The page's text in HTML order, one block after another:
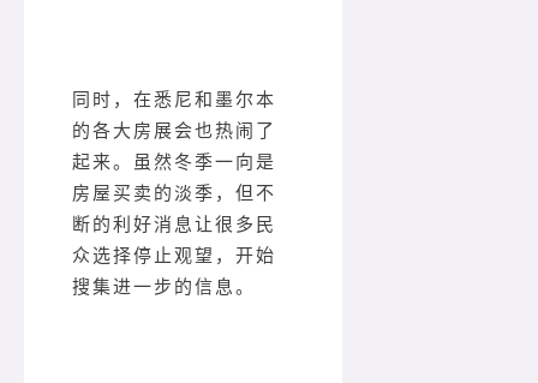
同时，在悉尼和墨尔本
的各大房展会也热闹了
起来。虽然冬季一向是
房屋买卖的淡季，但不
断的利好消息让很多民
众选择停止观望，开始
搜集进一步的信息。